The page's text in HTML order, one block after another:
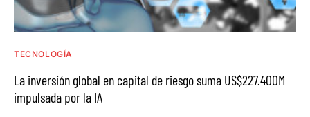
TECNOLOGÍA
La inversión global en capital de riesgo suma US$227.400M
impulsada por la IA